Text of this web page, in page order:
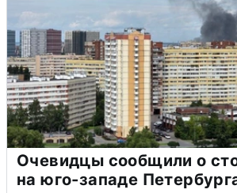
Очевидцы сообщили о
на юго-западе